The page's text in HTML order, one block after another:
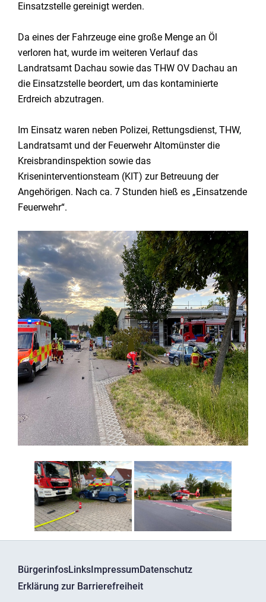
Einsatzstelle gereinigt werden.
Da eines der Fahrzeuge eine große Menge an Öl
verloren hat, wurde im weiteren Verlauf das
Landratsamt Dachau sowie das THW OV Dachau an
die Einsatzstelle beordert, um das kontaminierte
Erdreich abzutragen.
Im Einsatz waren neben Polizei, Rettungsdienst, THW,
Landratsamt und der Feuerwehr Altomünster die
Kreisbrandinspektion sowie das
Kriseninterventionsteam (KIT) zur Betreuung der
Angehörigen. Nach ca. 7 Stunden hieß es „Einsatzende
Feuerwehr“.
BürgerinfosLinks Impressum Datenschutz
Erklärung zur Barrierefreiheit